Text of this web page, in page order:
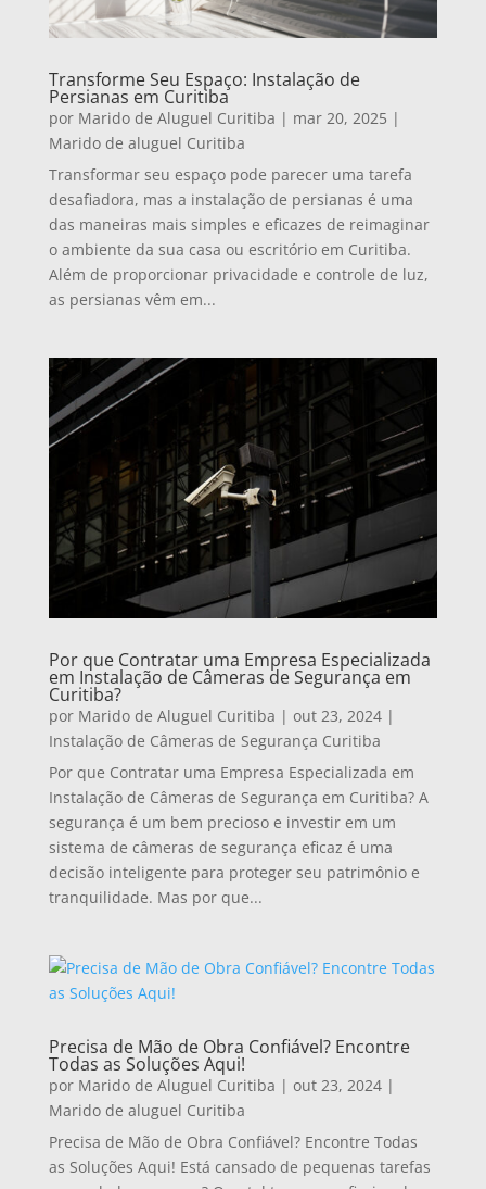
Transforme Seu Espaço: Instalação de
Persianas em Curitiba
por Marido de Aluguel Curitiba | mar 20, 2025 |
Marido de aluguel Curitiba
Transformar seu espaço pode parecer uma tarefa
desafiadora, mas a instalação de persianas é uma
das maneiras mais simples e eficazes de reimaginar
o ambiente da sua casa ou escritório em Curitiba.
Além de proporcionar privacidade e controle de luz,
as persianas vêm em...
Por que Contratar uma Empresa Especializada
em Instalação de Câmeras de Segurança em
Curitiba?
por Marido de Aluguel Curitiba | out 23, 2024|
Instalação de Câmeras de Segurança Curitiba
Por que Contratar uma Empresa Especializada em
Instalação de Câmeras de Segurança em Curitiba? A
segurança é um bem precioso e investir em um
sistema de câmeras de segurança eficaz é uma
decisão inteligente para proteger seu patrimônio e
tranquilidade. Mas por que...
Precisa de Mão de Obra Confiável? Encontre
Todas as Soluções Aqui!
por Marido de Aluguel Curitiba | out 23, 2024|
Marido de aluguel Curitiba
Precisa de Mão de Obra Confiável? Encontre Todas
as Soluções Aqui! Está cansado de pequenas tarefas